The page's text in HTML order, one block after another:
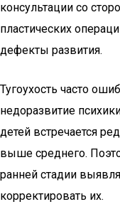
консультации со
пластических
дефекты развития.
Тугоухость часто
недоразвитие
детей встречается
выше среднего.
ранней стадии
корректировать их.